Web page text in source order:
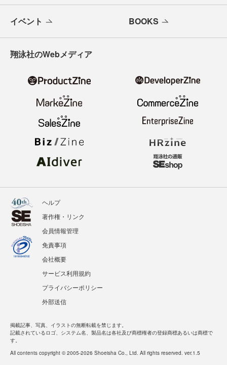
イベント BOOKS
翔泳社のWebメディア
ヘルプ
著作権・リンク
会員情報管理
免責事項
会社概要
サービス利用規約
プライバシーポリシー
外部送信
掲載記事、写真、イラストの無断転載を禁じます。
記載されているロゴ、システム名、製品名は各社及び商標権者の登録商標あるいは商標で
す。
All contents copyright © 2005-2026 Shoeisha Co., Ltd. All rights reserved. ver.1.5